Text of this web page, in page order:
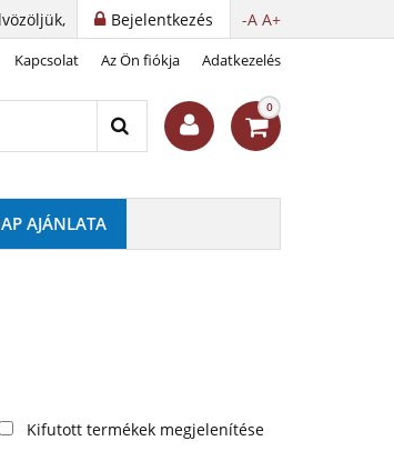
-A A+
Bejelentkezés
Kapcsolat Az Ön fiókja Adatkezelés
0
AJÁNLATA
Kifutott termékek megjelenítése